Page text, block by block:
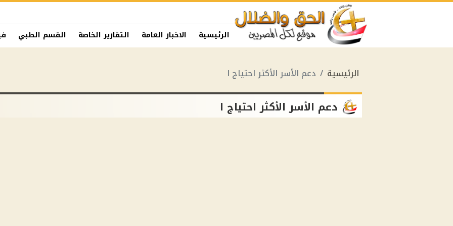
الرئيسية الاخبار العامة التقارير الخاصة القسم الطبي
الرئيسية دعم الأسر الأكثر احتياج ا
دعم الأسر الأكثر احتياج ا